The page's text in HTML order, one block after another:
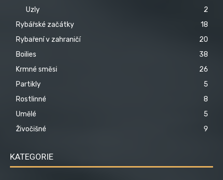
Uzly
2
Rybářské začátky
18
Rybaření v zahraničí
20
Boilies
38
Krmné směsi
26
Partikly
5
Rostlinné
8
Umělé
5
Živočišné
9
KATEGORIE